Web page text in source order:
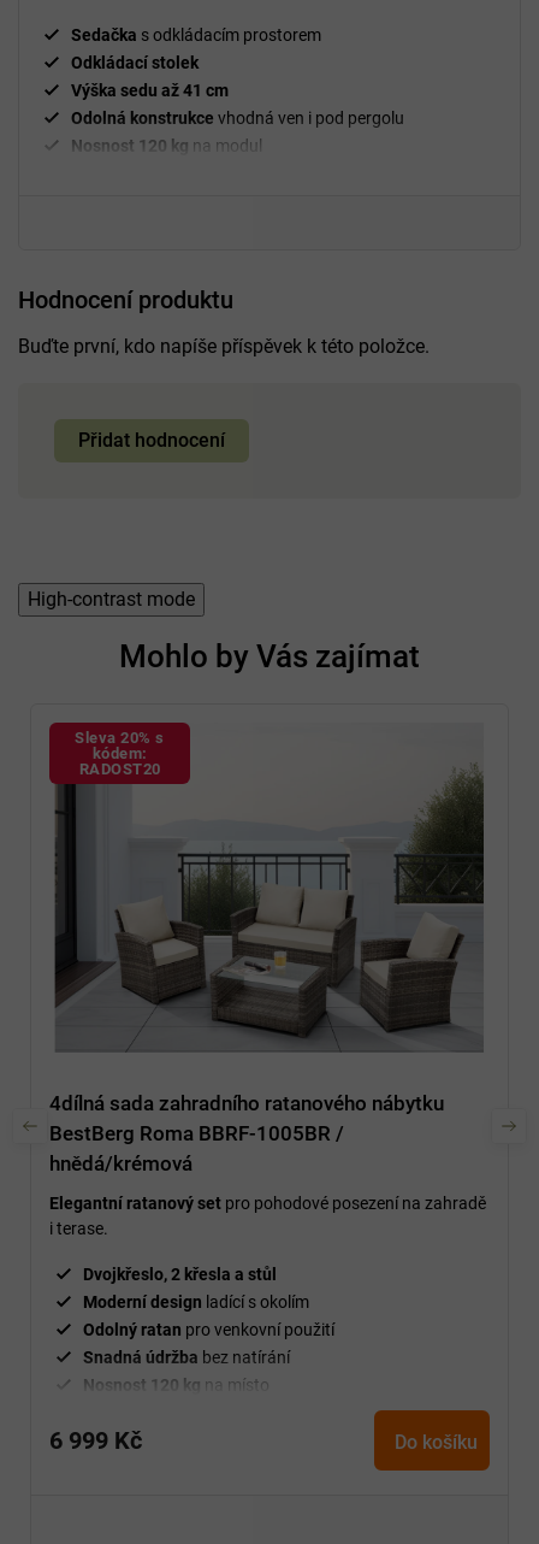
Sedačka s odkládacím prostorem
Odkládací stolek
Výška sedu až 41 cm
Odolná konstrukce vhodná ven i pod pergolu
Nosnost 120 kg na modul
Hodnocení produktu
Buďte první, kdo napíše příspěvek k této položce.
Přidat hodnocení
High-contrast mode
Mohlo by Vás zajímat
Sleva 20% s
kódem:
RADOST20
4dílná sada zahradního ratanového nábytku
BestBerg Roma BBRF-1005BR /
hnědá/krémová
Elegantní ratanový set pro pohodové posezení na zahradě
i terase.
Dvojkřeslo, 2 křesla a stůl
Moderní design ladící s okolím
Odolný ratan pro venkovní použití
Snadná údržba bez natírání
Nosnost 120 kg na místo
Ideální na terasu i zahradu
6 999 Kč Do košíku